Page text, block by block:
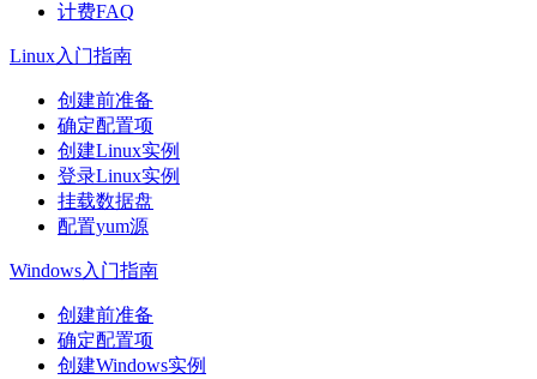
计费FAQ
Linux入门指南
创建前准备
确定配置项
创建Linux实例
登录Linux实例
挂载数据盘
配置yum源
Windows入门指南
创建前准备
确定配置项
创建Windows实例